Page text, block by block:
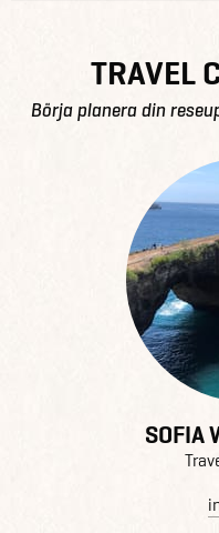
TRAVEL
Börja planera din
SOFIA